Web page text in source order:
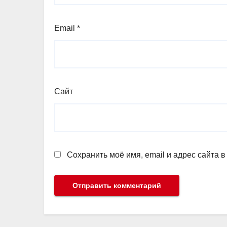
Email *
Сайт
Сохранить моё имя, email и адрес сайта